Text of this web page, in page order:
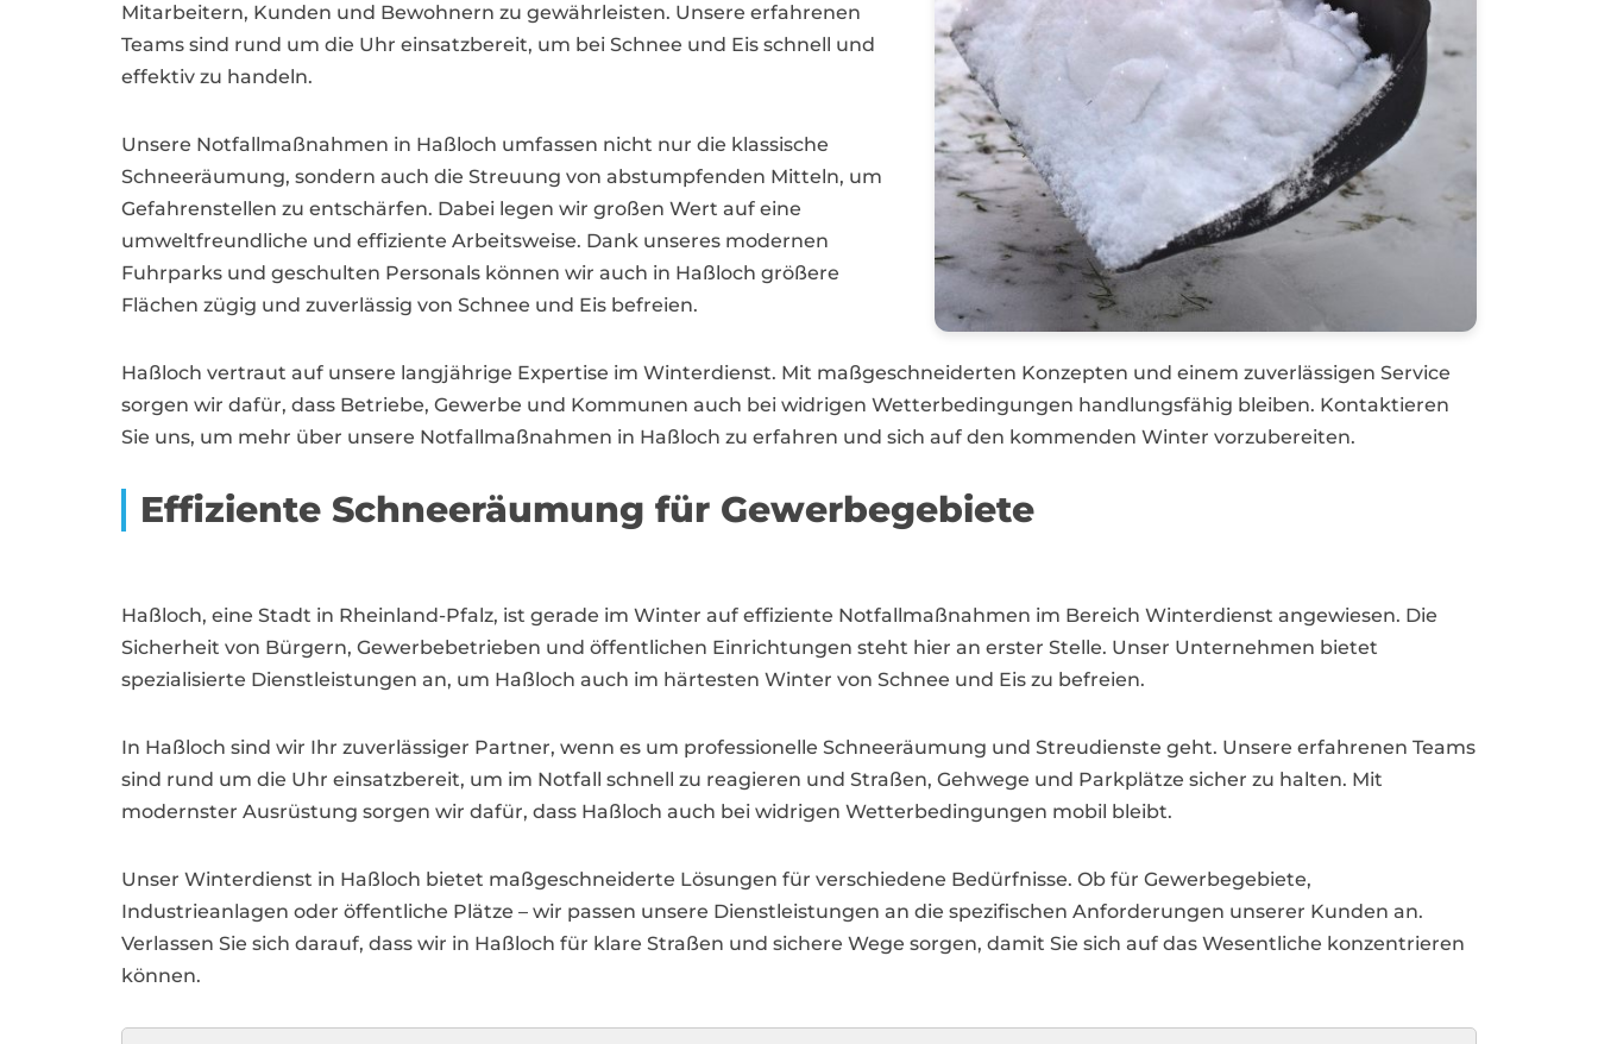
Mitarbeitern, Kunden und Bewohnern zu gewährleisten. Unsere erfahrenen
Teams sind rund um die Uhr einsatzbereit, um bei Schnee und Eis schnell und
effektiv zu handeln.
Unsere Notfallmaßnahmen in Haßloch umfassen nicht nur die klassische
Schneeräumung, sondern auch die Streuung von abstumpfenden Mitteln, um
Gefahrenstellen zu entschärfen. Dabei legen wir großen Wert auf eine
umweltfreundliche und effiziente Arbeitsweise. Dank unseres modernen
Fuhrparks und geschulten Personals können wir auch in Haßloch größere
Flächen zügig und zuverlässig von Schnee und Eis befreien.
Haßloch vertraut auf unsere langjährige Expertise im Winterdienst. Mit maßgeschneiderten Konzepten und einem zuverlässigen Service
sorgen wir dafür, dass Betriebe, Gewerbe und Kommunen auch bei widrigen Wetterbedingungen handlungsfähig bleiben. Kontaktieren
Sie uns, um mehr über unsere Notfallmaßnahmen in Haßloch zu erfahren und sich auf den kommenden Winter vorzubereiten.
Effiziente Schneeräumung für Gewerbegebiete
Haßloch, eine Stadt in Rheinland-Pfalz, ist gerade im Winter auf effiziente Notfallmaßnahmen im Bereich Winterdienst angewiesen. Die
Sicherheit von Bürgern, Gewerbebetrieben und öffentlichen Einrichtungen steht hier an erster Stelle. Unser Unternehmen bietet
spezialisierte Dienstleistungen an, um Haßloch auch im härtesten Winter von Schnee und Eis zu befreien.
In Haßloch sind wir Ihr zuverlässiger Partner, wenn es um professionelle Schneeräumung und Streudienste geht. Unsere erfahrenen Teams
sind rund um die Uhr einsatzbereit, um im Notfall schnell zu reagieren und Straßen, Gehwege und Parkplätze sicher zu halten. Mit
modernster Ausrüstung sorgen wir dafür, dass Haßloch auch bei widrigen Wetterbedingungen mobil bleibt.
Unser Winterdienst in Haßloch bietet maßgeschneiderte Lösungen für verschiedene Bedürfnisse. Ob für Gewerbegebiete,
Industrieanlagen oder öffentliche Plätze – wir passen unsere Dienstleistungen an die spezifischen Anforderungen unserer Kunden an.
Verlassen Sie sich darauf, dass wir in Haßloch für klare Straßen und sichere Wege sorgen, damit Sie sich auf das Wesentliche konzentrieren
können.